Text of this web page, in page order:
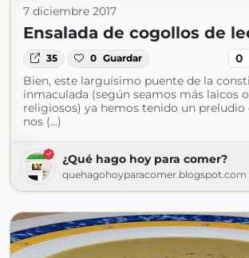
7 diciembre 2017
Ensalada de cogollos de
35 0 Guardar 0
Bien, este larguísimo puente de la
inmaculada (según seamos más laicos
religiosos) ya hemos tenido un preludio
nos (...)
¿Qué hago hoy para comer?
quehagohoyparacomer.blogspot.com